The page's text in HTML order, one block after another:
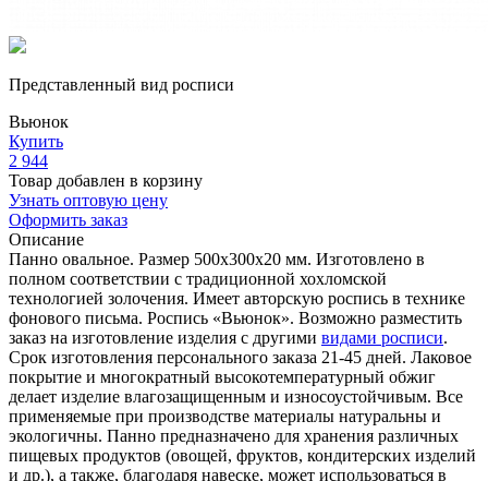
Представленный вид росписи
Вьюнок
Купить
2 944
Товар добавлен в корзину
Узнать оптовую цену
Оформить заказ
Описание
Панно овальное. Размер 500х300х20 мм. Изготовлено в
полном соответствии с традиционной хохломской
технологией золочения. Имеет авторскую роспись в технике
фонового письма. Роспись «Вьюнок». Возможно разместить
заказ на изготовление изделия с другими видами росписи.
Срок изготовления персонального заказа 21-45 дней. Лаковое
покрытие и многократный высокотемпературный обжиг
делает изделие влагозащищенным и износоустойчивым. Все
применяемые при производстве материалы натуральны и
экологичны. Панно предназначено для хранения различных
пищевых продуктов (овощей, фруктов, кондитерских изделий
и др.), а также, благодаря навеске, может использоваться в